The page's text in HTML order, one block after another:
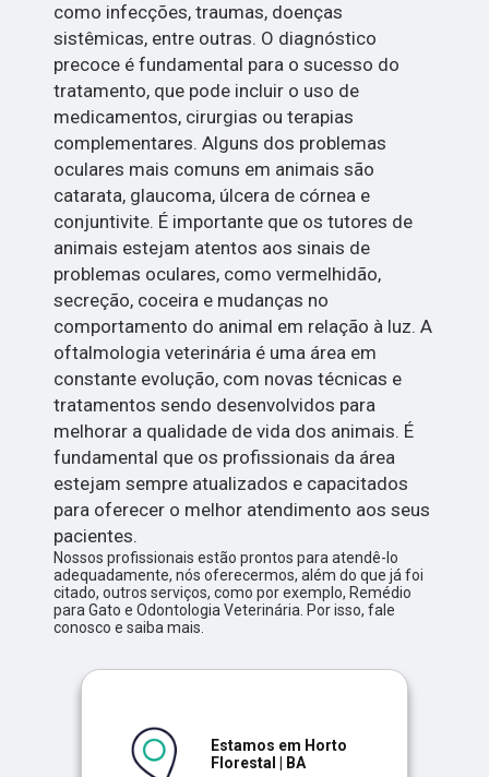
como infecções, traumas, doenças
sistêmicas, entre outras. O diagnóstico
precoce é fundamental para o sucesso do
tratamento, que pode incluir o uso de
medicamentos, cirurgias ou terapias
complementares. Alguns dos problemas
oculares mais comuns em animais são
catarata, glaucoma, úlcera de córnea e
conjuntivite. É importante que os tutores de
animais estejam atentos aos sinais de
problemas oculares, como vermelhidão,
secreção, coceira e mudanças no
comportamento do animal em relação à luz. A
oftalmologia veterinária é uma área em
constante evolução, com novas técnicas e
tratamentos sendo desenvolvidos para
melhorar a qualidade de vida dos animais. É
fundamental que os profissionais da área
estejam sempre atualizados e capacitados
para oferecer o melhor atendimento aos seus
pacientes.
Nossos profissionais estão prontos para atendê-lo
adequadamente, nós oferecermos, além do que já foi
citado, outros serviços, como por exemplo, Remédio
para Gato e Odontologia Veterinária. Por isso, fale
conosco e saiba mais.
Estamos em Horto
Florestal | BA